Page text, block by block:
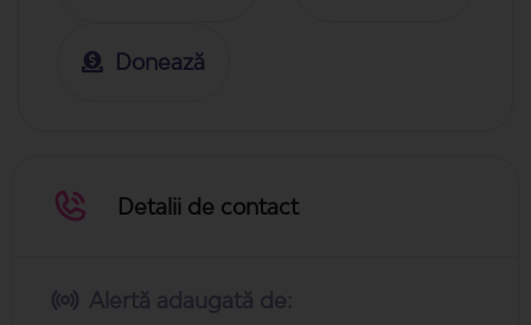
Donează
Detalii de contact
Alertă adaugată de: